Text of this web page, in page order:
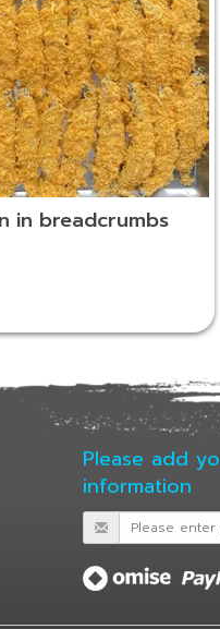
in breadcrumbs
Please add
information